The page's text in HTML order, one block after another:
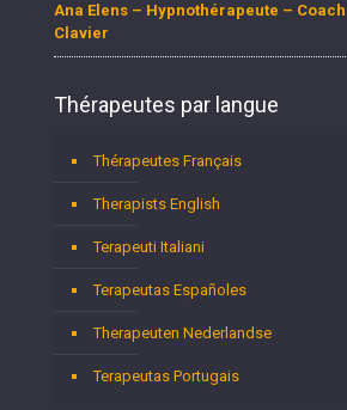
Ana Elens – Hypnothérapeute –
Clavier
Thérapeutes par langue
Thérapeutes Français
Therapists English
Terapeuti Italiani
Terapeutas Españoles
Therapeuten Nederlandse
Terapeutas Portugais